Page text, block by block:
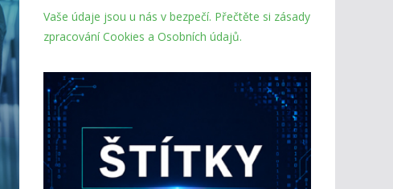
Vaše údaje jsou u nás v bezpečí. Přečtěte si zásady
zpracování Cookies a Osobních údajů.